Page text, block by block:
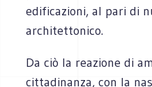
edificazioni, al pari di
architettonico.
Da ciò la reazione di
cittadinanza, con la